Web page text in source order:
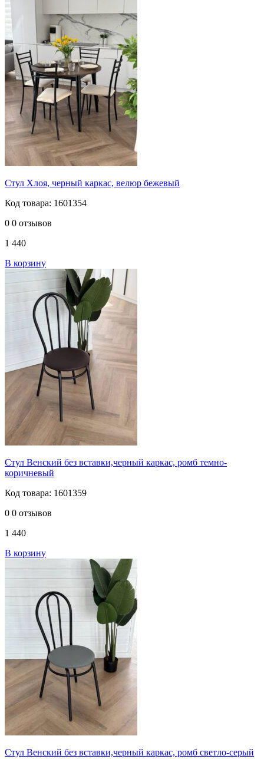
Стул Хлоя, черный каркас, велюр бежевый
Код товара: 1601354
0 0 отзывов
1 440
В корзину
Стул Венский без вставки,черный каркас, ромб темно-
коричневый
Код товара: 1601359
0 0 отзывов
1 440
В корзину
Стул Венский без вставки,черный каркас, ромб светло-серый